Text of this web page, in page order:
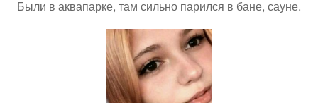
Были в аквапарке, там сильно парился в бане, сауне.